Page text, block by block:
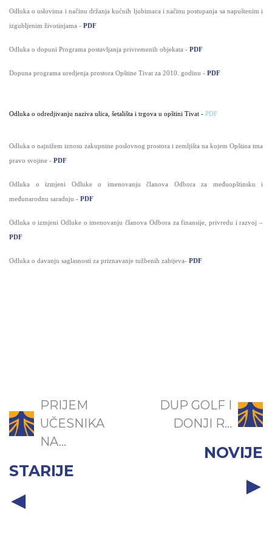
Odluka o uslovima i načinu držanja kućnih ljubimaca i načinu postupanja sa napuštenim i
izgubljenim životinjama - PDF
Odluka o dopuni Programa postavljanja privremenih objekata - PDF
Dopuna programa uredjenja prostora Opštine Tivat za 2010. godinu - PDF
Odluka o odredjivanju naziva ulica, šetališta i trgova u opštini Tivat - PDF
Odluka o najnižem iznosu zakupnine poslovnog prostora i zemljišta na kojem Opština ima
pravo svojine - PDF
Odluka o izmjeni Odluke o imenovanju članova Odbora za međuopštinsku i
međunarodnu saradnju - PDF
Odluka o izmjeni Odluke o imenovanju članova Odbora za finansije, privredu i razvoj –
PDF
Odluka o davanju saglasnosti za priznavanje tužbenih zahtjeva- PDF
PRIJEM
UČESNIKA
NA...
STARIJE
DUP GOLF I
DONJI R...
NOVIJE